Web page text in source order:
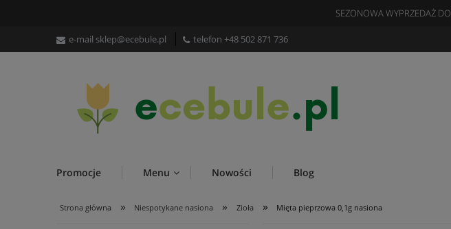
SEZONOWA WYPRZEDAŻ DO
e-mail sklep@ecebule.pl telefon +48 502 871 736
Promocje Menu Nowości Blog
Strona główna » Niespotykane nasiona » Zioła » Mięta pieprzowa 0,1g nasiona